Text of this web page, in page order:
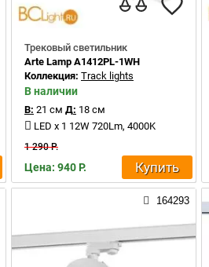
Трековый светильник
Arte Lamp A1412PL-1WH
Коллекция: Track lights
В наличии
В: 21 см Д: 18 см
LED x 1 12W 720Lm, 4000K
1 290 Р.
Цена: 940 Р. Купить
164293